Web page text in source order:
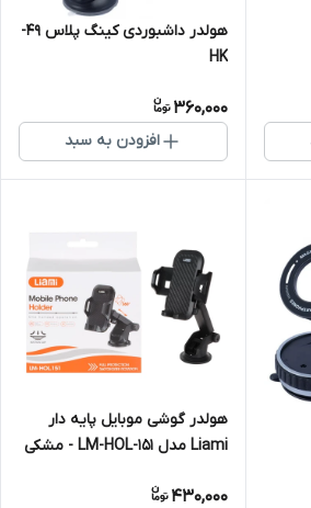
هولدر داشبوردی کینگ پلاس 49-
HK
360,000
افزودن به سبد
هولدر گوشی موبایل پایه دار
Liami مدل LM-HOL-151 - مشکی
430,000